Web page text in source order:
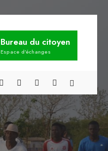
Bureau du citoyen
Espace d’échanges